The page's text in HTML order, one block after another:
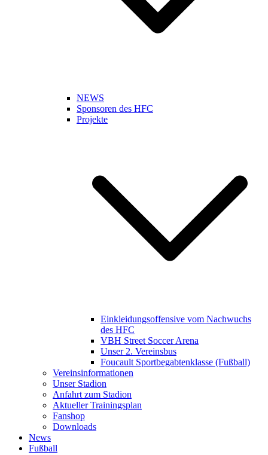
NEWS
Sponsoren des HFC
Projekte
Einkleidungsoffensive vom Nachwuchs
des HFC
VBH Street Soccer Arena
Unser 2. Vereinsbus
Foucault Sportbegabtenklasse (Fußball)
Vereinsinformationen
Unser Stadion
Anfahrt zum Stadion
Aktueller Trainingsplan
Fanshop
Downloads
News
Fußball